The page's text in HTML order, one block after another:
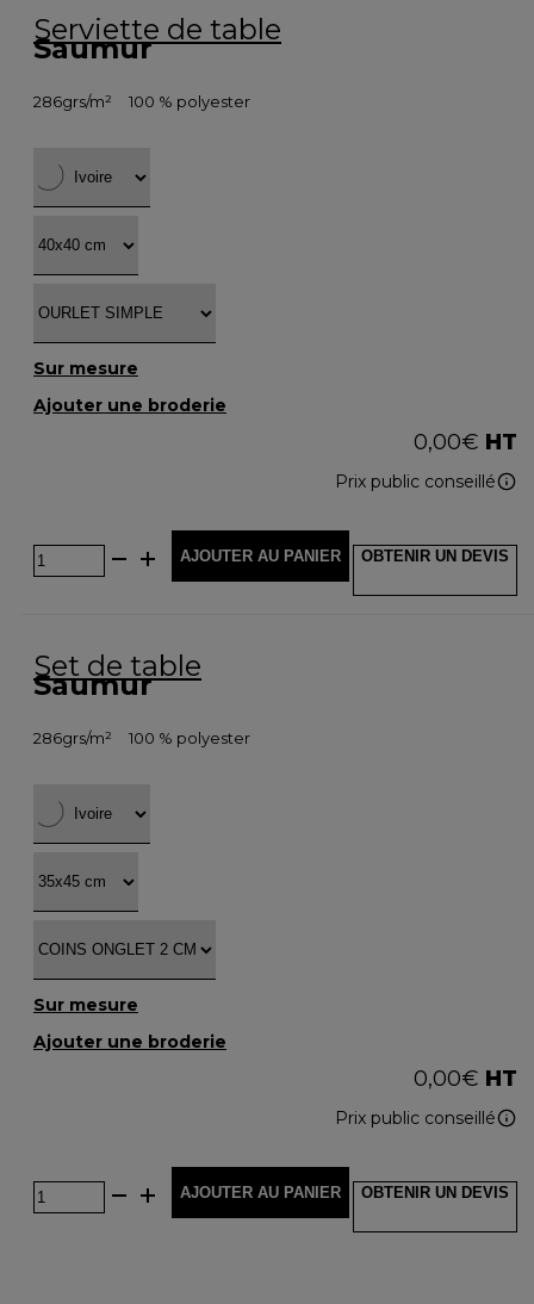
Serviette de table
Saumur
286grs/m² 100 % polyester
Sur mesure
Ajouter une broderie
0,00€ HT
Prix public conseillé
AJOUTER AU PANIER OBTENIR UN DEVIS
Set de table
Saumur
286grs/m² 100 % polyester
Sur mesure
Ajouter une broderie
0,00€ HT
Prix public conseillé
AJOUTER AU PANIER OBTENIR UN DEVIS